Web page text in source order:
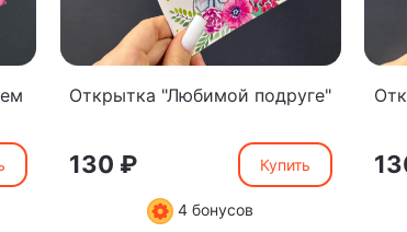
Открытка "Любимой подруге"
130 ₽ Купить
4 бонусов